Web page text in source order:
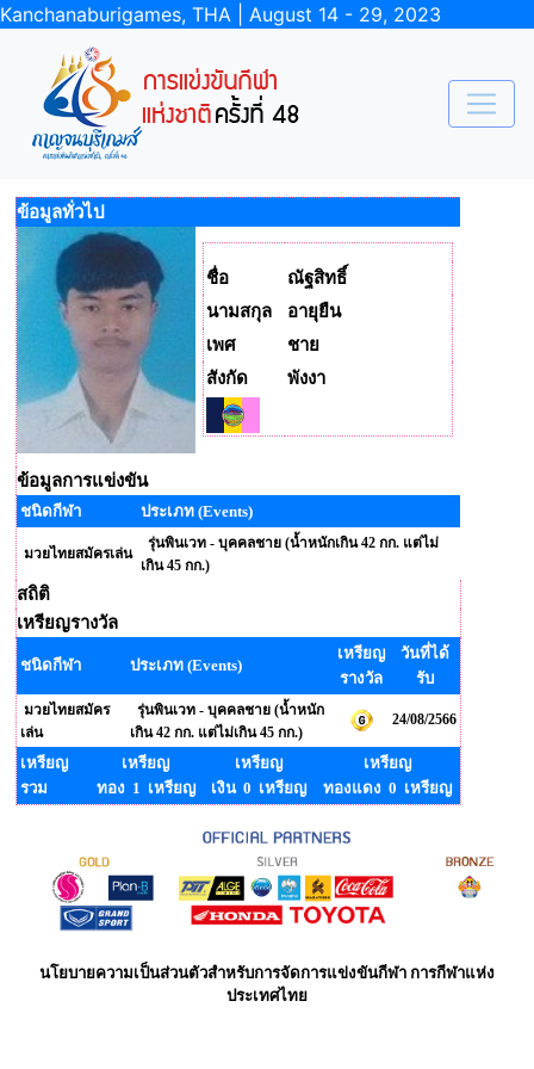
Kanchanaburigames, THA | August 14 - 29, 2023
ข้อมูลทั่วไป
ชื่อ
ณัฐสิทธิ์
นามสกุล
อายุยืน
เพศ
ชาย
สังกัด
พังงา
ข้อมูลการแข่งขัน
ชนิดกีฬา ประเภท (Events)
มวยไทยสมัครเล่น
รุ่นพินเวท - บุคคลชาย (น้ำหนักเกิน 42 กก. แต่ไม่
เกิน 45 กก.)
สถิติ
เหรียญรางวัล
ชนิดกีฬา ประเภท (Events)
เหรียญ
รางวัล
วันที่ได้
รับ
มวยไทยสมัคร
เล่น
รุ่นพินเวท - บุคคลชาย (น้ำหนัก
เกิน 42 กก. แต่ไม่เกิน 45 กก.)
24/08/2566
เหรียญ
รวม
เหรียญ
ทอง 1 เหรียญ
เหรียญ
เงิน 0 เหรียญ
เหรียญ
ทองแดง 0 เหรียญ
นโยบายความเป็นส่วนตัวสำหรับการจัดการแข่งขันกีฬา การกีฬาแห่ง
ประเทศไทย